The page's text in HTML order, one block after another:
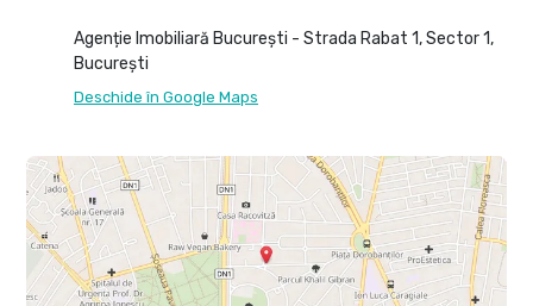
Agenție Imobiliară București - Strada Rabat 1, Sector 1,
București
Deschide în Google Maps